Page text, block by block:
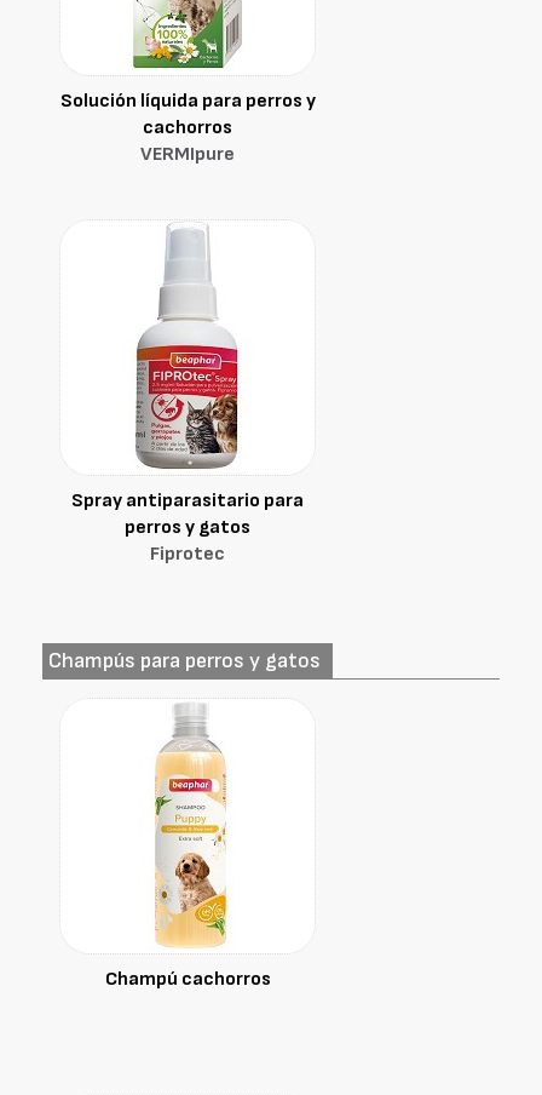
Solución líquida para perros y
cachorros
VERMIpure
Spray antiparasitario para
perros y gatos
Fiprotec
Champús para perros y gatos
Champú cachorros